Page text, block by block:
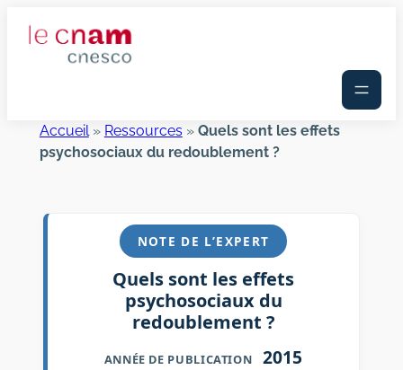
Accueil» Ressources» Quels sont les effets
psychosociaux du redoublement ?
NOTE DE L’EXPERT
Quels sont les effets
psychosociaux du
redoublement ?
ANNÉE DE PUBLICATION 2015